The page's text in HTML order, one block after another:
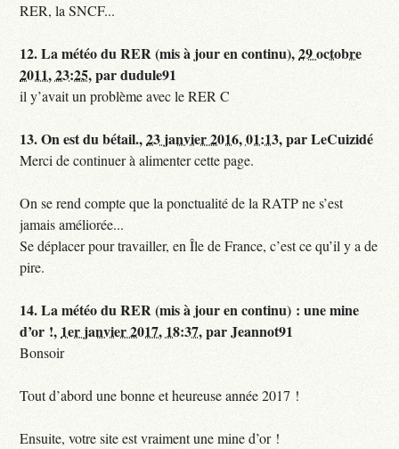
RER, la SNCF...
12.La météo du RER (mis à jour en continu),29 octobre
2011, 23:25,pardudule91
il y’avait un problème avec le RER C
13.On est du bétail.,23 janvier 2016, 01:13,parLeCuizidé
Merci de continuer à alimenter cette page.
On se rend compte que la ponctualité de la RATP ne s’est
jamais améliorée...
Se déplacer pour travailler, en Île de France, c’est ce qu’il y a de
pire.
14.La météo du RER (mis à jour en continu) : une mine
d’or !, 1er janvier 2017, 18:37,parJeannot91
Bonsoir
Tout d’abord une bonne et heureuse année 2017 !
Ensuite, votre site est vraiment une mine d’or !